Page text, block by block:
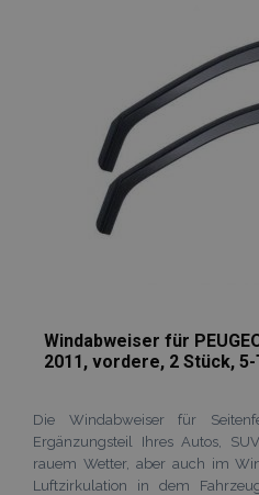
Windabweiser für
2011, vordere, 2 Stück,
Die Windabweiser für
Ergänzungsteil Ihres Autos,
rauem Wetter, aber auch im
Luftzirkulation in dem